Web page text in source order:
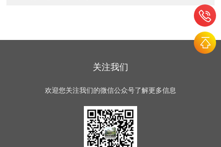
关注我们
欢迎您关注我们的微信公众号了解更多信息